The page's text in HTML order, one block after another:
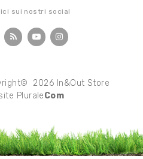
sui nostri social
2026 In&Out Store
PluraleCom